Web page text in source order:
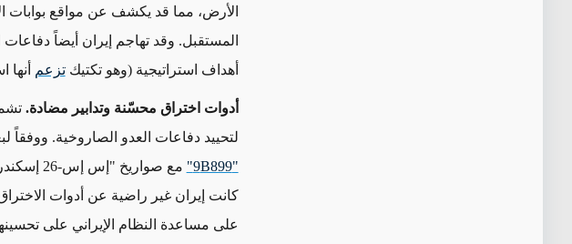
الأرض، مما قد يكشف عن مواقع بوابات
المستقبل. وقد تهاجم إيران أيضاً
أهداف استراتيجية (وهو تكتيكتزعم
أدوات اختراق محسّنة وتدابير مضادة.
لتحييد دفاعات العدو الصاروخية. ووفقاً
"9
B899
"
مع
كانت إيران غير راضية عن أدوات
على مساعدة النظام الإيراني على